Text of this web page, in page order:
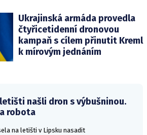
Ukrajinská armáda provedla
čtyřicetidenní dronovou
kampaň s cílem přinutit Kreml
k mírovým jednáním
našli dron s výbušninou.
robota
na letišti v Lipsku nasadit